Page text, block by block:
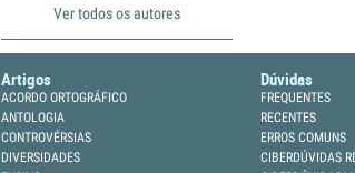
Ver todos os autores
Artigos
ACORDO ORTOGRÁFICO
ANTOLOGIA
CONTROVÉRSIAS
DIVERSIDADES
Dúvidas
FREQUENTES
RECENTES
ERROS COMUNS
CIBERDÚVIDAS